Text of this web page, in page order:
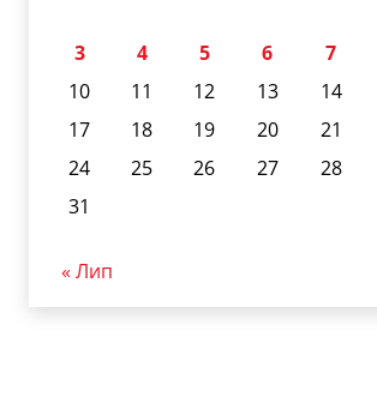
3
4 5 6 7
10
11 12 13 14
17
18 19 20 21
24
25 26 27 28
31
« Лип